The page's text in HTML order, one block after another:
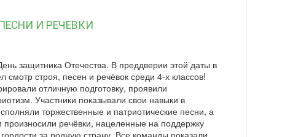
И РЕЧЕВКИ
защитника Отечества. В преддверии этой даты в
строя, песен и речёвок среди 4-х классов!
отличную подготовку, проявили
Участники показывали свои навыки в
торжественные и патриотические песни, а
произносили речёвки, нацеленные на поддержку
за родную страну. Все команды показали